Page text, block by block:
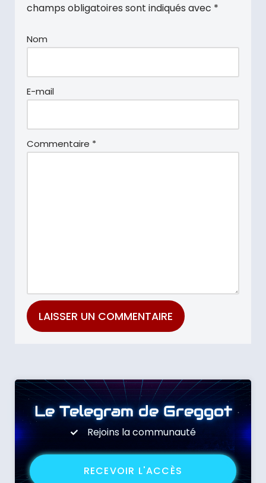
champs obligatoires sont indiqués avec *
Nom
E-mail
Commentaire *
Le Telegram de Greggot
Rejoins la communauté
RECEVOIR L'ACCÈS